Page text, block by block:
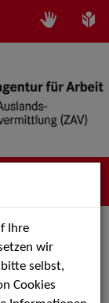
als PDF speichern
Ihre
wir
selbst,
Cookies